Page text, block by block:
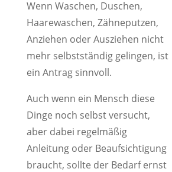
Wenn Waschen, Duschen,
Haarewaschen, Zähneputzen,
Anziehen oder Ausziehen nicht
mehr selbstständig gelingen, ist
ein Antrag sinnvoll.
Auch wenn ein Mensch diese
Dinge noch selbst versucht,
aber dabei regelmäßig
Anleitung oder Beaufsichtigung
braucht, sollte der Bedarf ernst